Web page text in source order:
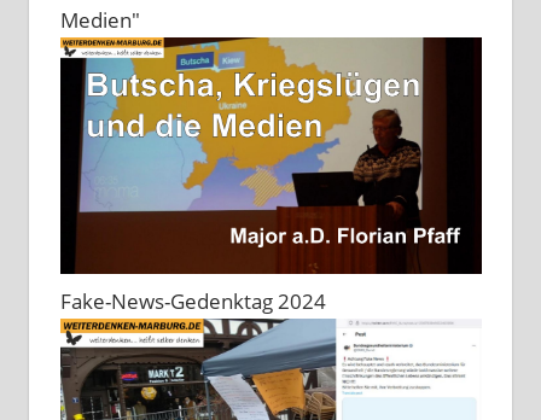
Medien"
Fake-News-Gedenktag 2024